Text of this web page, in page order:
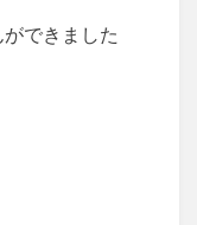
できました